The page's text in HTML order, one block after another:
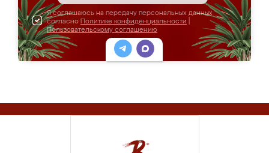
Я соглашаюсь на передачу персональных данных
согласно Политике конфиденциальности
Пользовательскому соглашению